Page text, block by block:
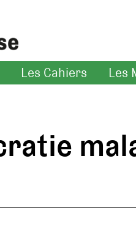
Les Cahiers Les